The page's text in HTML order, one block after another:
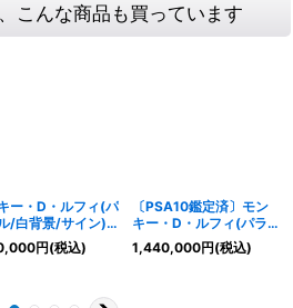
こんな商品も買っています
ー・D・ルフィ(パ
/白背景/サイン)
P】{ST01-012}
円(税込)
〔PSA10鑑定済〕モン
キー・D・ルフィ(パラレ
ル/漫画背景/漫画絵)
【SEC/SP】{OP05-
1,440,000円(税込)